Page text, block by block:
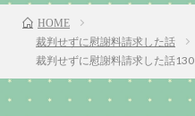
HOME
裁判せずに慰謝料請求した話
裁判せずに慰謝料請求した話130